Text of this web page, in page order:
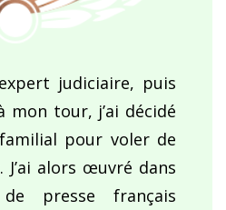
judiciaire, puis
mon tour, j’ai décidé
pour voler de
alors œuvré dans
presse français